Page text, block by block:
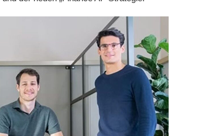
Rekonstruktion der Ukraine aktiv
sowohl während als auch nach
der Natur für eine nachhaltige Zukunft zu
"Unsere Zusammenarbeit mit Hemp
Umweltverantwortung und
Finalbeitrag im XPRIZE Carbon
von Hanfbeton zur Reduzierung von
Lebensbedingungen hervor."